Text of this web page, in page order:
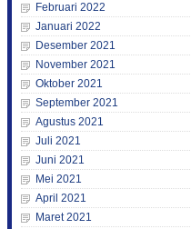
Februari 2022
Januari 2022
Desember 2021
November 2021
Oktober 2021
September 2021
Agustus 2021
Juli 2021
Juni 2021
Mei 2021
April 2021
Maret 2021